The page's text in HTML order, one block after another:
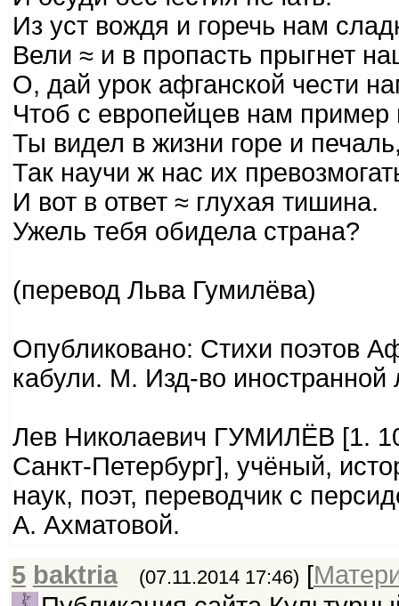
Из уст вождя и горечь нам
Вели ≈ и в пропасть прыгнет
О, дай урок афганской чести
Чтоб с европейцев нам пример
Ты видел в жизни горе и
Так научи ж нас их
И вот в ответ ≈ глухая тишина.
Ужель тебя обидела страна?
(перевод Льва Гумилёва)
Опубликовано: Стихи поэтов
кабули. М. Изд-во иностранной
Лев Николаевич ГУМИЛЁВ [1.
Санкт-Петербург], учёный,
наук, поэт, переводчик с
А. Ахматовой.
5 baktria (07.11.2014 17:46) [